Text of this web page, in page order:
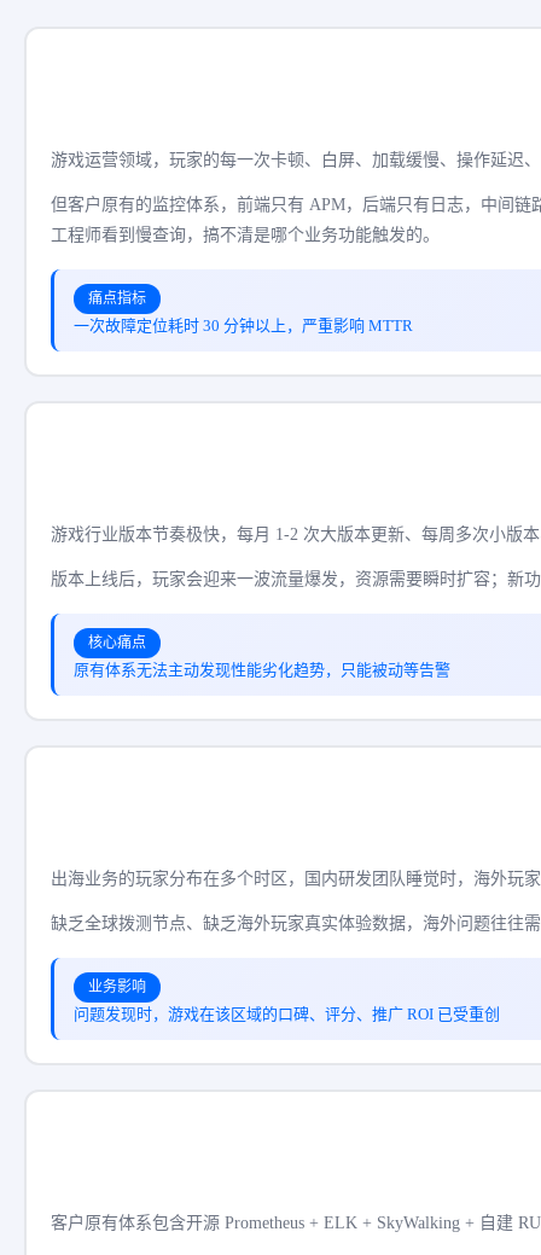
游戏运营领域，玩家的每一次卡顿、白屏、加载缓慢、操作延迟
但客户原有的监控体系，前端只有 APM，后端只有日志，中间
工程师看到慢查询，搞不清是哪个业务功能触发的。
痛点指标
一次故障定位耗时 30 分钟以上，严重影响 MTTR
游戏行业版本节奏极快，每月 1-2 次大版本更新、每周多次小版
版本上线后，玩家会迎来一波流量爆发，资源需要瞬时扩容；新
核心痛点
原有体系无法主动发现性能劣化趋势，只能被动等告警
出海业务的玩家分布在多个时区，国内研发团队睡觉时，海外玩
缺乏全球拨测节点、缺乏海外玩家真实体验数据，海外问题往往
业务影响
问题发现时，游戏在该区域的口碑、评分、推广 ROI 已受重创
客户原有体系包含开源 Prometheus + ELK + SkyWalking + 自建